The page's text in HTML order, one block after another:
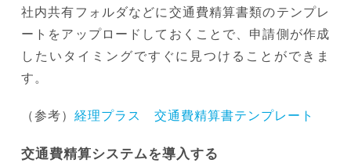
社内共有フォルダなどに交通費精算書類のテンプレ
ートをアップロードしておくことで、申請側が作成
したいタイミングですぐに見つけることができま
す。
（参考） 経理プラス 交通費精算書テンプレート
交通費精算システムを導入する